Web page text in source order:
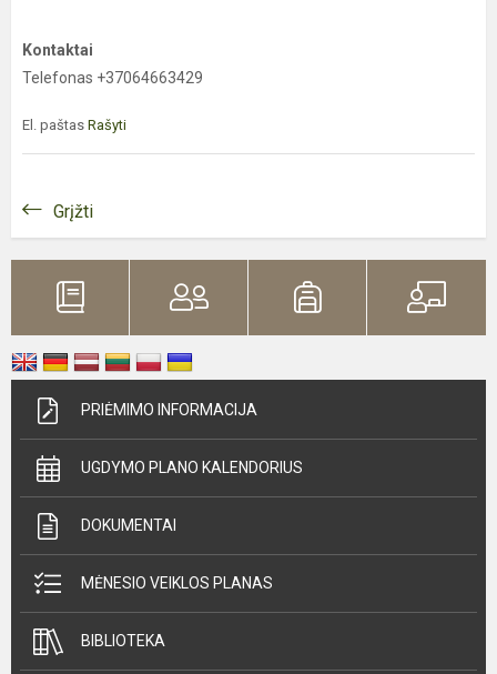
Kontaktai
Telefonas +37064663429
El. paštas Rašyti
Grįžti
PRIĖMIMO INFORMACIJA
UGDYMO PLANO KALENDORIUS
DOKUMENTAI
MĖNESIO VEIKLOS PLANAS
BIBLIOTEKA